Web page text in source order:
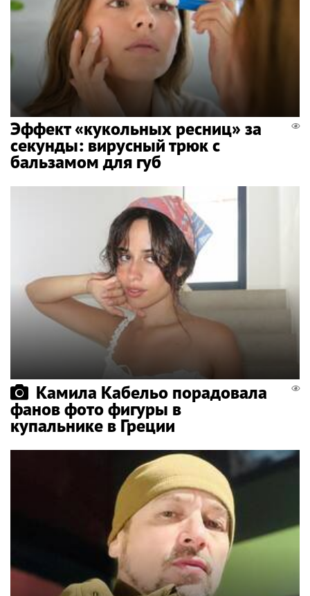
Эффект «кукольных ресниц» за
секунды: вирусный трюк с
бальзамом для губ
Камила Кабельо порадовала
фанов фото фигуры в
купальнике в Греции